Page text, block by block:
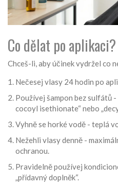
Co dělat po aplikaci?
Chceš-li, aby účinek vydržel co
Nečesej vlasy 24 hodin po
Používej šampon bez sulfátů
cocoyl isethionate“ nebo
Vyhně se horké vodě - teplá
Nežehli vlasy denně -
ochranou.
Pravidelně používej
„přídavný doplněk“.